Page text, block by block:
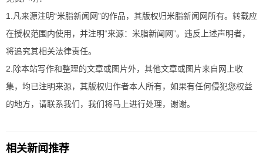
1.凡来源注明“米脂新闻网”的作品，其版权归米脂新闻网所有。转载应
在授权范围内使用，并注明“来源：米脂新闻网”。违反上述声明者，
将追究其相关法律责任。
2.除本站写作和整理的文章或图片外，其他文章或图片来自网上收
集，均已注明来源，其版权归作者本人所有，如果有任何侵犯您权益
的地方，请联系我们，我们将马上进行处理，谢谢。
相关新闻推荐